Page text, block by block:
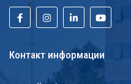
Контакт информации